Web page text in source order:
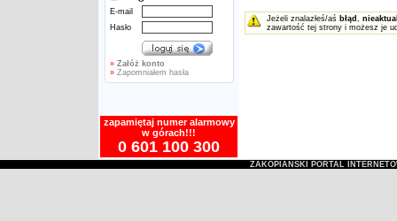
E-mail
Hasło
» Załóż konto
»Zapomniałem hasła
zapamiętaj numer alarmowy
w górach!!!
0 601 100 300
Jeżeli znalazłeś/aś błąd ,
zawartość tej strony i możesz je
ZAKOPIAŃSKI PORTAL